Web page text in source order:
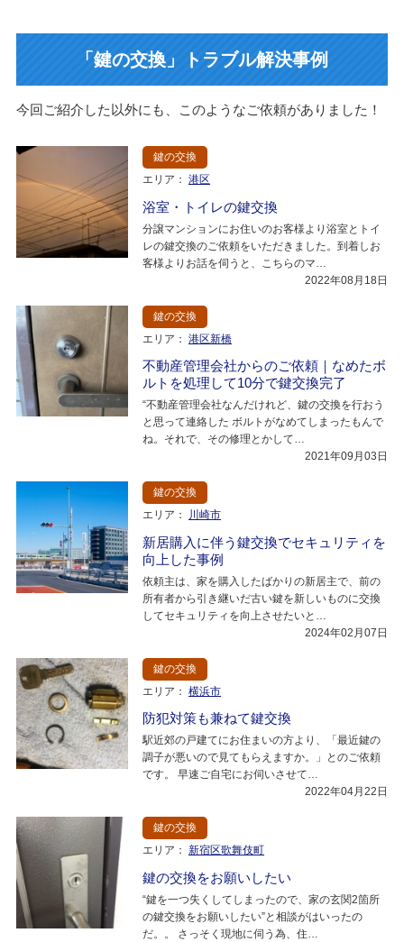
「鍵の交換」トラブル解決事例
今回ご紹介した以外にも、このようなご依頼がありました！
鍵の交換
エリア： 港区
浴室・トイレの鍵交換
分譲マンションにお住いのお客様より浴室とトイ
レの鍵交換のご依頼をいただきました。到着しお
客様よりお話を伺うと、こちらのマ…
2022年08月18日
鍵の交換
エリア： 港区新橋
不動産管理会社からのご依頼｜なめたボ
ルトを処理して10分で鍵交換完了
“不動産管理会社なんだけれど、鍵の交換を行おう
と思って連絡した ボルトがなめてしまったもんで
ね。それで、その修理とかして…
2021年09月03日
鍵の交換
エリア：
川崎市
新居購入に伴う鍵交換でセキュリティを
向上した事例
依頼主は、家を購入したばかりの新居主で、前の
所有者から引き継いだ古い鍵を新しいものに交換
してセキュリティを向上させたいと…
2024年02月07日
鍵の交換
エリア： 横浜市
防犯対策も兼ねて鍵交換
駅近郊の戸建てにお住まいの方より、「最近鍵の
調子が悪いので見てもらえますか。」とのご依頼
です。 早速ご自宅にお伺いさせて…
2022年04月22日
鍵の交換
エリア： 新宿区歌舞伎町
鍵の交換をお願いしたい
“鍵を一つ失くしてしまったので、家の玄関2箇所
の鍵交換をお願いしたい”と相談がはいったの
だ。。 さっそく現地に伺う為、住…